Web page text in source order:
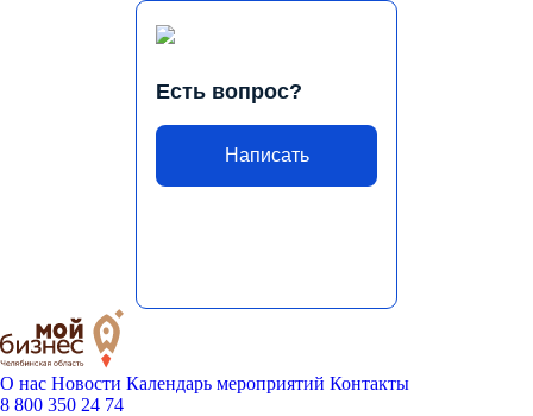
Есть вопрос?
Написать
О нас Новости Календарь мероприятий Контакты
8 800 350 24 74